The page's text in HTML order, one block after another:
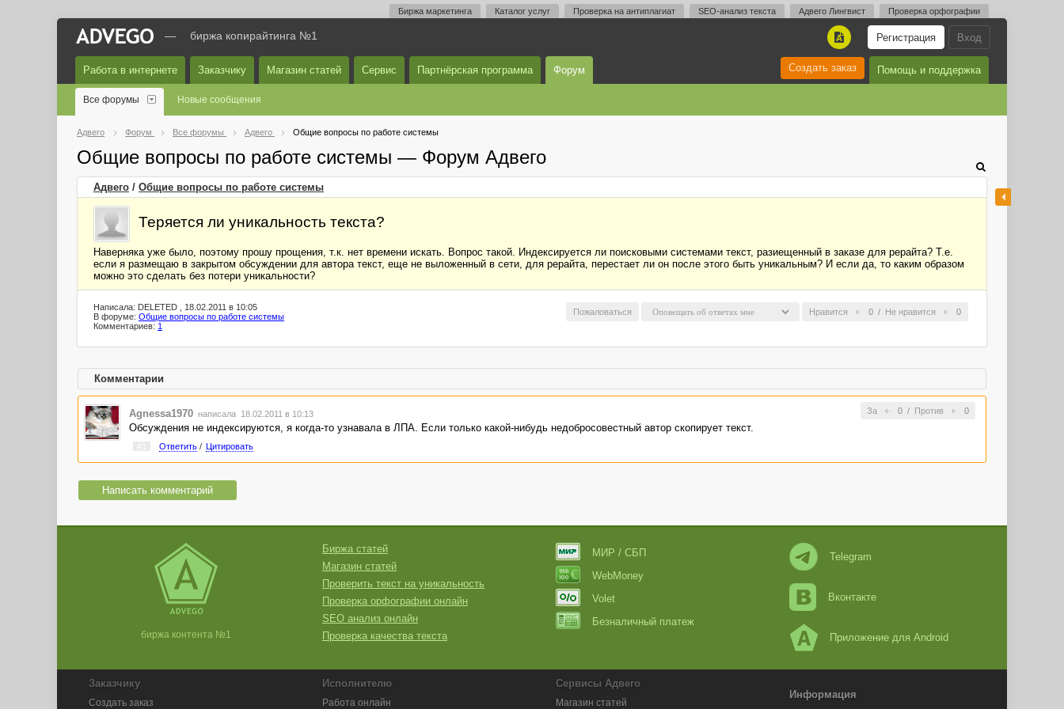
Биржа маркетинга Каталог услуг Проверка на антиплагиат SEO-анализ текста Адвего Лингвист Проверка орфографии
Вход
Регистрация
A
— биржа копирайтинга №1
Работа в интернете Заказчику Магазин статей Сервис Партнёрская программа Форум Помощь и поддержка
Создать заказ
Все форумы Новые сообщения
Адвего Форум Все форумы Адвего Общие вопросы по работе системы
Общие вопросы по работе системы — Форум Адвего
Адвего / Общие вопросы по работе системы
Теряется ли уникальность текста?
Наверняка уже было, поэтому прошу прощения, т.к. нет времени искать. Вопрос такой. Индексируется ли поисковыми системами текст, разиещенный в заказе для рерайта? Т.е.
если я размещаю в закрытом обсуждении для автора текст, еще не выложенный в сети, для рерайта, перестает ли он после этого быть уникальным? И если да, то каким образом
можно это сделать без потери уникальности?
Нравится 0 / Не нравится 0
Пожаловаться
Написала: DELETED , 18.02.2011 в 10:05
В форуме: Общие вопросы по работе системы
Комментариев: 1
Комментарии
За 0/ Против 0
Agnessa1970 написала 18.02.2011 в 10:13
Обсуждения не индексируются, я когда-то узнавала в ЛПА. Если только какой-нибудь недобросовестный автор скопирует текст.
Ответить/ Цитировать
Написать комментарий
биржа контента №1
Биржа статей
Магазин статей
Проверить текст на уникальность
Проверка орфографии онлайн
SEO анализ онлайн
Проверка качества текста
МИР / СБП
WebMoney
Volet
Безналичный платеж
Telegram
Вконтакте
Приложение для Android
Заказчику
Создать заказ
Исполнителю
Работа онлайн
Сервисы Адвего
Магазин статей
Информация